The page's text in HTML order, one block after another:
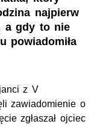
najpierw
a gdy to nie
powiadomiła
z V
zawiadomienie o
zgłaszał ojciec